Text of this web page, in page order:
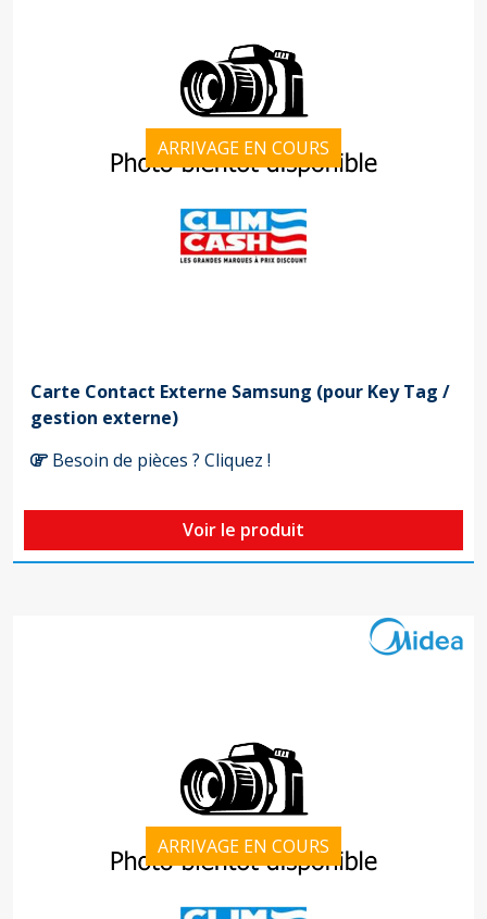
ARRIVAGE EN COURS
Carte Contact Externe Samsung (pour Key Tag /
gestion externe)
Besoin de pièces ? Cliquez !
Voir le produit
ARRIVAGE EN COURS